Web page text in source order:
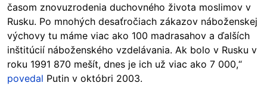
časom znovuzrodenia duchovného života moslimov v
Rusku. Po mnohých desaťročiach zákazov náboženskej
výchovy tu máme viac ako 100 madrasahov a ďalších
inštitúcií náboženského vzdelávania. Ak bolo v Rusku v
roku 1991 870 mešít, dnes je ich už viac ako 7 000,“
povedal Putin v októbri 2003.